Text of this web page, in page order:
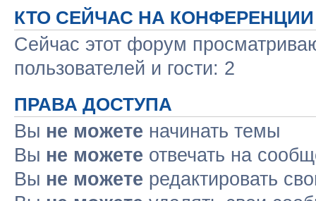
КТО СЕЙЧАС НА КОНФЕРЕНЦИИ
Сейчас этот форум
пользователей и гости: 2
ПРАВА ДОСТУПА
Вы не можете начинать темы
Вы не можете отвечать на
Вы не можете редактировать